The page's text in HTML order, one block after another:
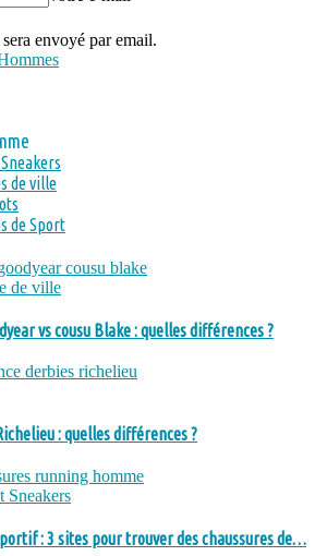
envoyé par email.
de ville
de Sport
de ville
vs cousu Blake : quelles différences ?
: quelles différences ?
Sneakers
: 3 sites pour trouver des chaussures de…